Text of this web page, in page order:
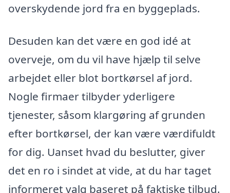
overskydende jord fra en byggeplads.
Desuden kan det være en god idé at
overveje, om du vil have hjælp til selve
arbejdet eller blot bortkørsel af jord.
Nogle firmaer tilbyder yderligere
tjenester, såsom klargøring af grunden
efter bortkørsel, der kan være værdifuldt
for dig. Uanset hvad du beslutter, giver
det en ro i sindet at vide, at du har taget
informeret valg baseret på faktiske tilbud.